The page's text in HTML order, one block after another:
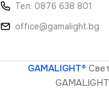
Тел: 0876 638 801
office@gamalight.bg
GAMALIGHT®